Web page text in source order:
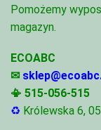
Pomożemy
magazyn.
ECOABC
✉
📳 515-056-515
♻ Królewska 6,